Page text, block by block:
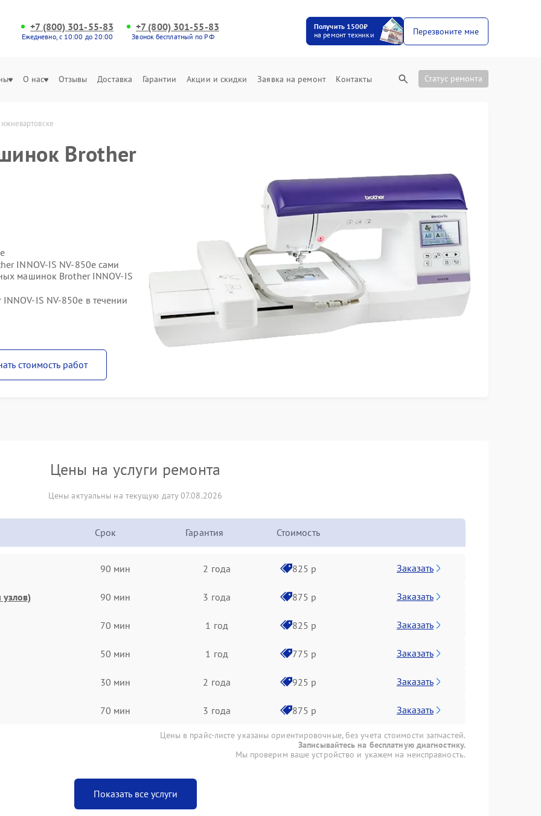
+7 (800) 301-55-83
Ежедневно, с 10:00 до 20:00
+7 (800) 301-55-83
Звонок бесплатный по РФ
Получить 1500₽
на ремонт техники
Перезвоните мне
О нас Отзывы Доставка Гарантии Акции и скидки Заявка на ремонт Контакты Статус ремонта
Brother
INNOV-IS NV-850e сами
машинок Brother INNOV-IS
IS NV-850e в течении
стоимость работ
Цены на услуги ремонта
Цены актуальны на текущую дату 07.08.2026
Срок Гарантия Стоимость
90 мин 2 года 825 р Заказать
90 мин 3 года 875 р Заказать
70 мин 1 год 825 р Заказать
50 мин 1 год 775 р Заказать
30 мин 2 года 925 р Заказать
70 мин 3 года 875 р Заказать
Цены в прайс-листе указаны ориентировочные, без учета стоимости запчастей.
Записывайтесь на бесплатную диагностику.
Мы проверим ваше устройство и укажем на неисправность.
Показать все услуги